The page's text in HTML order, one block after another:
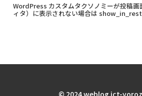
WordPress カスタムタクソノミーが投稿画
ィタ）に表示されない場合は
© 2024 weblog ict-